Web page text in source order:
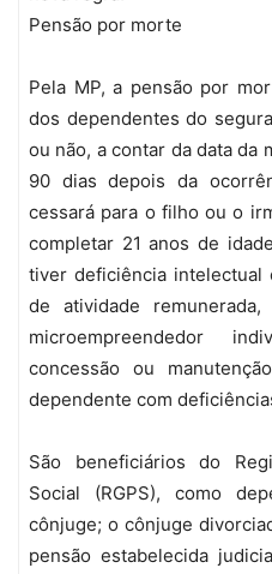
Pensão por morte
Pela MP, a pensão por
dos dependentes do
ou não, a contar da data da
90 dias depois da
cessará para o filho ou o
completar 21 anos de
tiver deficiência intelectual
de atividade
microempreendedor
concessão ou
dependente com
São beneficiários do
Social (RGPS), como
cônjuge; o cônjuge
pensão estabelecida